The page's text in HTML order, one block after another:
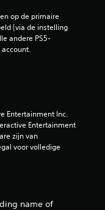
t
o
o
op de primaire
(via de instelling
andere PS5-
Entertainment Inc.
Entertainment
zijn van
voor volledige
name of